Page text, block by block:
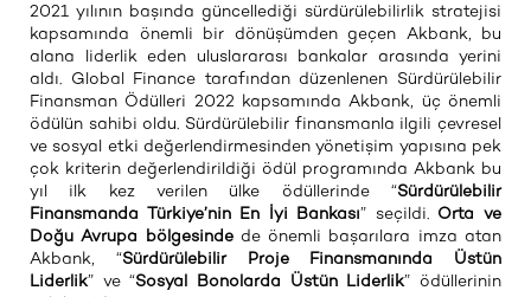
2021 yılının başında güncellediği sürdürülebilirlik stratejisi
kapsamında önemli bir dönüşümden geçen Akbank, bu
alana liderlik eden uluslararası bankalar arasında yerini
aldı. Global Finance tarafından düzenlenen Sürdürülebilir
Finansman Ödülleri 2022 kapsamında Akbank, üç önemli
ödülün sahibi oldu. Sürdürülebilir finansmanla ilgili çevresel
ve sosyal etki değerlendirmesinden yönetişim yapısına pek
çok kriterin değerlendirildiği ödül programında Akbank bu
yıl ilk kez verilen ülke ödüllerinde “Sürdürülebilir
Finansmanda Türkiye’nin En İyi Bankası” seçildi. Orta ve
Doğu Avrupa bölgesindede önemli başarılara imza atan
Akbank, “Sürdürülebilir Proje Finansmanında Üstün
Liderlik” ve “Sosyal Bonolarda Üstün Liderlik” ödüllerinin